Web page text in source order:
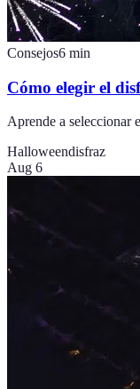
Consejos6 min
Cómo elegir el
Aprende a seleccionar
Halloweendisfraz
Aug 6